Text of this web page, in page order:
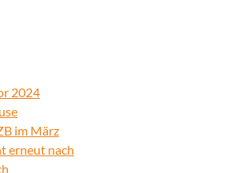
2024
im März
erneut nach